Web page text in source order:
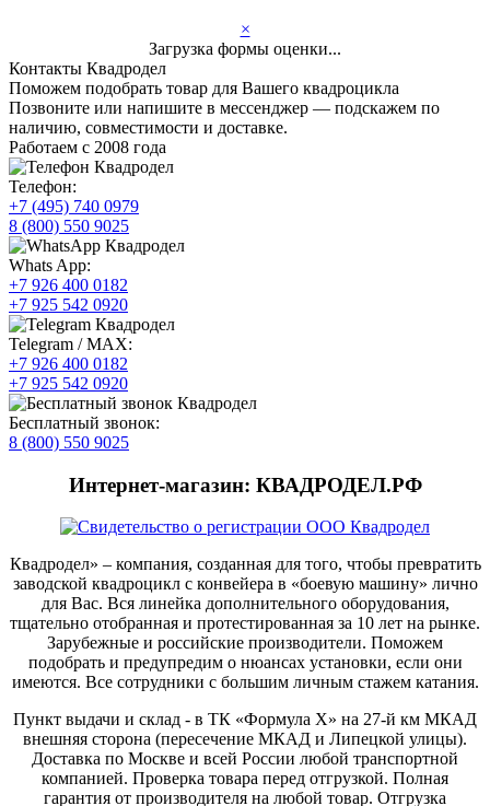
×
Загрузка формы оценки...
Контакты Квадродел
Поможем подобрать товар для Вашего квадроцикла
Позвоните или напишите в мессенджер — подскажем по
наличию, совместимости и доставке.
Работаем с 2008 года
Телефон:
+7 (495) 740 0979
8 (800) 550 9025
Whats App:
+7 926 400 0182
+7 925 542 0920
Telegram / MAX:
+7 926 400 0182
+7 925 542 0920
Бесплатный звонок:
8 (800) 550 9025
Интернет-магазин: КВАДРОДЕЛ.РФ
Квадродел» – компания, созданная для того, чтобы превратить
заводской квадроцикл с конвейера в «боевую машину» лично
для Вас. Вся линейка дополнительного оборудования,
тщательно отобранная и протестированная за 10 лет на рынке.
Зарубежные и российские производители. Поможем
подобрать и предупредим о нюансах установки, если они
имеются. Все сотрудники с большим личным стажем катания.
Пункт выдачи и склад - в ТК «Формула X» на 27-й км МКАД
внешняя сторона (пересечение МКАД и Липецкой улицы).
Доставка по Москве и всей России любой транспортной
компанией. Проверка товара перед отгрузкой. Полная
гарантия от производителя на любой товар. Отгрузка